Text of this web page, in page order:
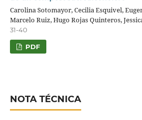
Carolina Sotomayor, Cecilia Esquivel,
Marcelo Ruiz, Hugo Rojas Quinteros,
31-40
PDF
NOTA TÉCNICA